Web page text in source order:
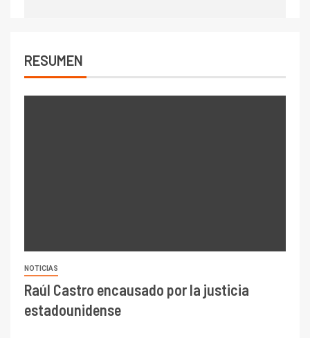
RESUMEN
NOTICIAS
Raúl Castro encausado por la justicia
estadounidense